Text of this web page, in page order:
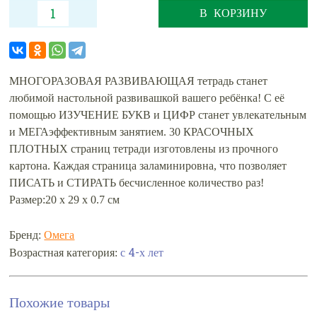
В КОРЗИНУ
МНОГОРАЗОВАЯ РАЗВИВАЮЩАЯ тетрадь станет
любимой настольной развивашкой вашего ребёнка! С её
помощью ИЗУЧЕНИЕ БУКВ и ЦИФР станет увлекательным
и МЕГАэффективным занятием. 30 КРАСОЧНЫХ
ПЛОТНЫХ страниц тетради изготовлены из прочного
картона. Каждая страница заламинировна, что позволяет
ПИСАТЬ и СТИРАТЬ бесчисленное количество раз!
Размер:20 х 29 х 0.7 см
Бренд:Омега
Возрастная категория:с 4-х лет
Похожие товары